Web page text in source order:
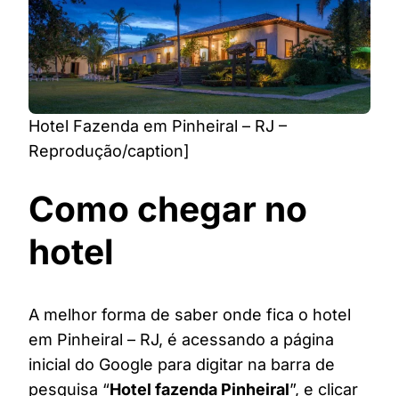
Hotel Fazenda em Pinheiral – RJ –
Reprodução/caption]
Como chegar no
hotel
A melhor forma de saber onde fica o hotel
em Pinheiral – RJ, é acessando a página
inicial do Google para digitar na barra de
pesquisa “Hotel fazenda Pinheiral”, e clicar